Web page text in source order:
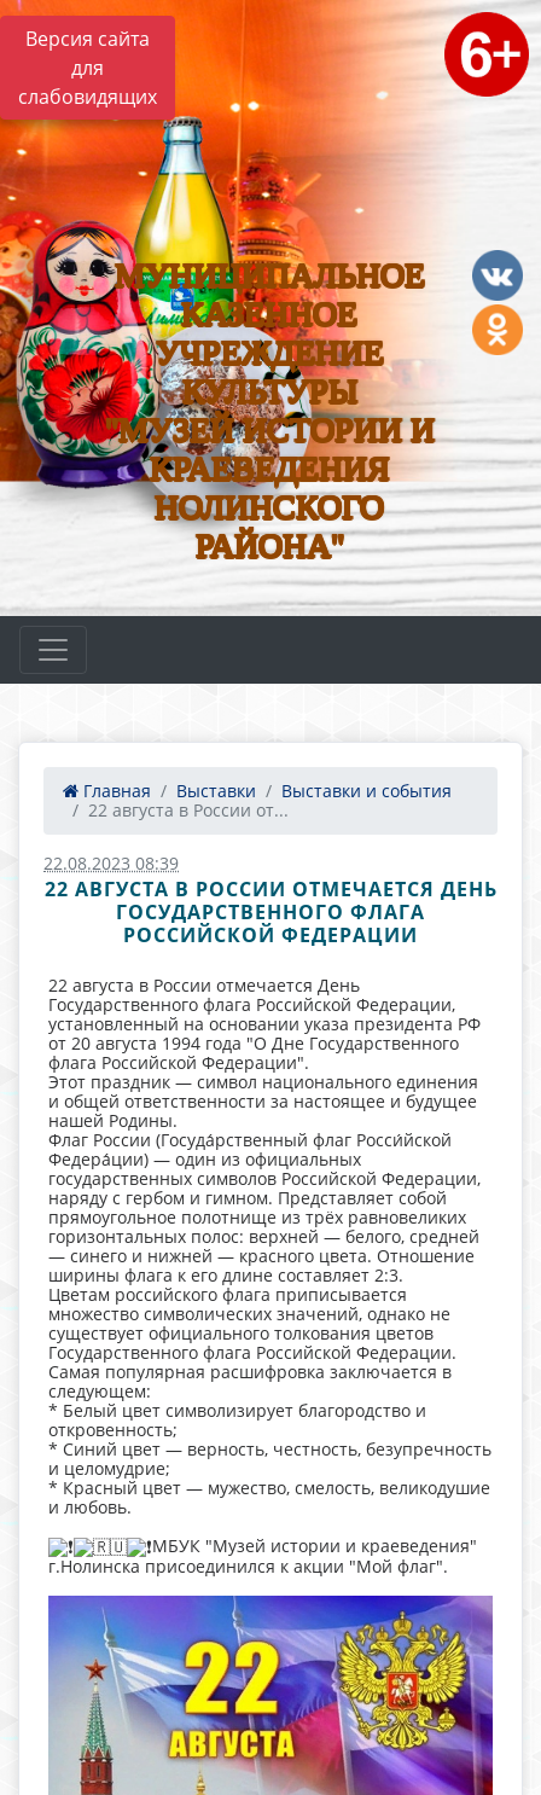
Версия сайта
для
слабовидящих
МУНИЦИПАЛЬНОЕ
КАЗЕННОЕ
УЧРЕЖДЕНИЕ
КУЛЬТУРЫ
"МУЗЕЙ ИСТОРИИ И
КРАЕВЕДЕНИЯ
НОЛИНСКОГО
РАЙОНА"
Главная Выставки
Выставки и события
22 августа в России от...
22.08.2023 08:39
22 АВГУСТА В РОССИИ ОТМЕЧАЕТСЯ ДЕНЬ
ГОСУДАРСТВЕННОГО ФЛАГА
РОССИЙСКОЙ ФЕДЕРАЦИИ
22 августа в России отмечается День
Государственного флага Российской Федерации,
установленный на основании указа президента РФ
от 20 августа 1994 года "О Дне Государственного
флага Российской Федерации".
Этот праздник — символ национального единения
и общей ответственности за настоящее и будущее
нашей Родины.
Флаг России (Госуда́рственный флаг Росси́йской
Федера́ции) — один из официальных
государственных символов Российской Федерации,
наряду с гербом и гимном. Представляет собой
прямоугольное полотнище из трёх равновеликих
горизонтальных полос: верхней — белого, средней
— синего и нижней — красного цвета. Отношение
ширины флага к его длине составляет 2:3.
Цветам российского флага приписывается
множество символических значений, однако не
существует официального толкования цветов
Государственного флага Российской Федерации.
Самая популярная расшифровка заключается в
следующем:
* Белый цвет символизирует благородство и
откровенность;
* Синий цвет — верность, честность, безупречность
и целомудрие;
* Красный цвет — мужество, смелость, великодушие
и любовь.
МБУК "Музей истории и краеведения"
г.Нолинска присоединился к акции "Мой флаг".